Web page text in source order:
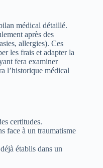
médical détaillé.
après des
allergies). Ces
les frais et adapter la
fera examiner
l’historique médical
certitudes.
face à un traumatisme
établis dans un